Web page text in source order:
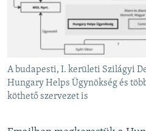
A budapesti, I. kerületi Szilágyi
Hungary Helps Ügynökség és
köthető szervezet is